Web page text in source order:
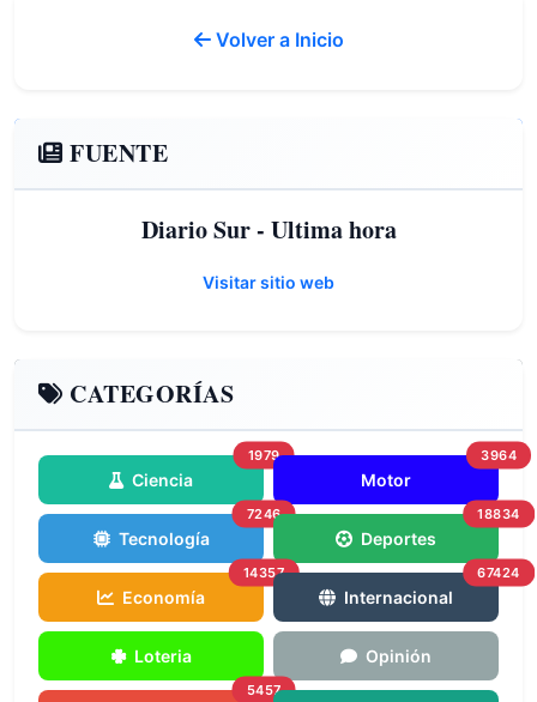
Volver a Inicio
FUENTE
Diario Sur - Ultima hora
Visitar sitio web
CATEGORÍAS
Ciencia
1979
Motor
3964
Tecnología
7246
Deportes
18834
Economía
14357
Internacional
67424
Loteria Opinión
5457